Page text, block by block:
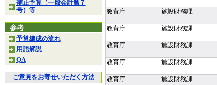
補正予算（一般会計第７
号）等
参考
予算編成の流れ
用語解説
QA
ご意見をお寄せいただく方法
教育庁 施設財務課
教育庁 施設財務課
教育庁 施設財務課
教育庁 施設財務課
教育庁 施設財務課